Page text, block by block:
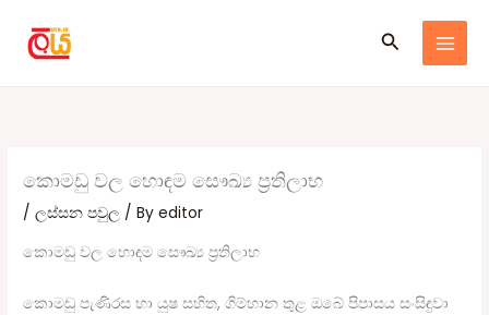
content
Search
කොමඩු වල හොඳම සෞඛ්‍ය ප්‍රතිලාභ
/ලස්සන පවුල / Byeditor
කොමඩු වල හොඳම සෞඛ්‍ය ප්‍රතිලාභ
කොමඩු පැණිරස හා යුෂ සහිත, ගිම්හාන තුළ ඔබේ පිපාසය සංසිඳුවා